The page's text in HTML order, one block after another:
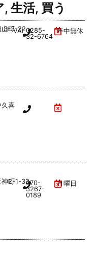
, 生活, 買う
山町
3-3-22
VAL1階0285-
32-6764
年中無休
久喜
神町2-1-32070-
3267-
0189
月曜日